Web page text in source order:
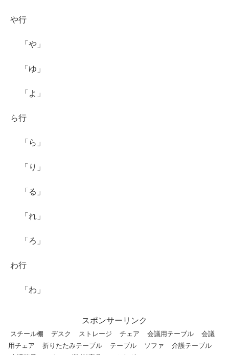
や行
「や」
「ゆ」
「よ」
ら行
「ら」
「り」
「る」
「れ」
「ろ」
わ行
「わ」
スポンサーリンク
スチール棚 デスク ストレージ チェア 会議用テーブル
会議
用チェア
折りたたみテーブル テーブル ソファ
介護テーブル